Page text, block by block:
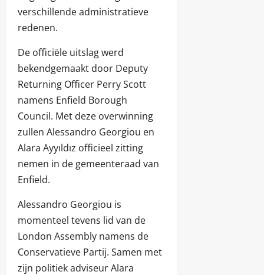
verschillende administratieve
redenen.
De officiële uitslag werd
bekendgemaakt door Deputy
Returning Officer Perry Scott
namens Enfield Borough
Council. Met deze overwinning
zullen Alessandro Georgiou en
Alara Ayyıldız officieel zitting
nemen in de gemeenteraad van
Enfield.
Alessandro Georgiou is
momenteel tevens lid van de
London Assembly namens de
Conservatieve Partij. Samen met
zijn politiek adviseur Alara